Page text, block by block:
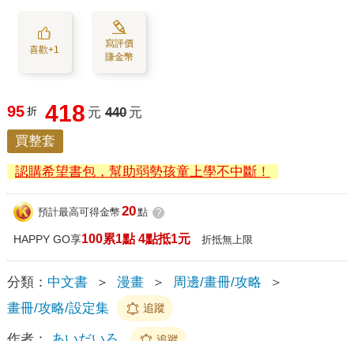
喜歡+1
寫評價
賺金幣
95 折 418 元 440 元
買整套
認購希望書包，幫助弱勢孩童上學不中斷！
預計最高可得金幣 20點 ?
HAPPY GO享100累1點 4點抵1元 折抵無上限
分類： 中文書 ＞ 漫畫 ＞ 周邊/畫冊/攻略
＞
畫冊/攻略/設定集
追蹤